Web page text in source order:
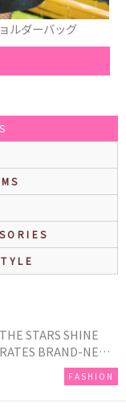
マフラー
STARS SHINE
BRAND-NEW
FASHION